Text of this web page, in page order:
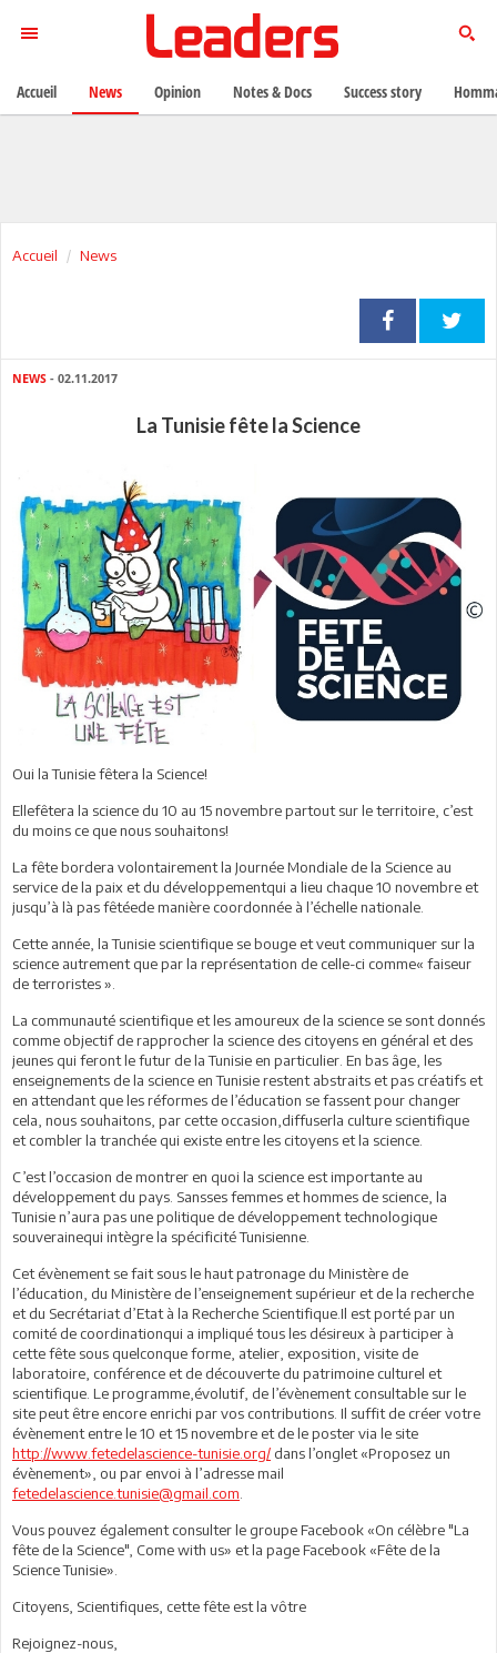
Accueil News
NEWS - 02.11.2017
La Tunisie fête la Science
Oui la Tunisie fêtera la Science!
Ellefêtera la science du 10 au 15 novembre partout sur le territoire, c’est
du moins ce que nous souhaitons!
La fête bordera volontairement la Journée Mondiale de la Science au
service de la paix et du développementqui a lieu chaque 10 novembre et
jusqu’à là pas fêtéede manière coordonnée à l’échelle nationale.
Cette année, la Tunisie scientifique se bouge et veut communiquer sur la
science autrement que par la représentation de celle-ci comme« faiseur
de terroristes ».
La communauté scientifique et les amoureux de la science se sont donnés
comme objectif de rapprocher la science des citoyens en général et des
jeunes qui feront le futur de la Tunisie en particulier. En bas âge, les
enseignements de la science en Tunisie restent abstraits et pas créatifs et
en attendant que les réformes de l’éducation se fassent pour changer
cela, nous souhaitons, par cette occasion,diffuserla culture scientifique
et combler la tranchée qui existe entre les citoyens et la science.
C’est l’occasion de montrer en quoi la science est importante au
développement du pays. Sansses femmes et hommes de science, la
Tunisie n’aura pas une politique de développement technologique
souverainequi intègre la spécificité Tunisienne.
Cet évènement se fait sous le haut patronage du Ministère de
l’éducation, du Ministère de l’enseignement supérieur et de la recherche
et du Secrétariat d’Etat à la Recherche Scientifique.Il est porté par un
comité de coordinationqui a impliqué tous les désireux à participer à
cette fête sous quelconque forme, atelier, exposition, visite de
laboratoire, conférence et de découverte du patrimoine culturel et
scientifique. Le programme,évolutif, de l’évènement consultable sur le
site peut être encore enrichi par vos contributions. Il suffit de créer votre
évènement entre le 10 et 15 novembre et de le poster via le site
http://www.fetedelascience-tunisie.org/ dans l’onglet «Proposez un
évènement», ou par envoi à l’adresse mail
fetedelascience.tunisie@gmail.com
Vous pouvez également consulter le groupe Facebook «On célèbre "La
fête de la Science", Come with us» et la page Facebook «Fête de la
Science Tunisie».
Citoyens, Scientifiques, cette fête est la vôtre
Rejoignez-nous,
Accueil News Opinion Notes & Docs Success story